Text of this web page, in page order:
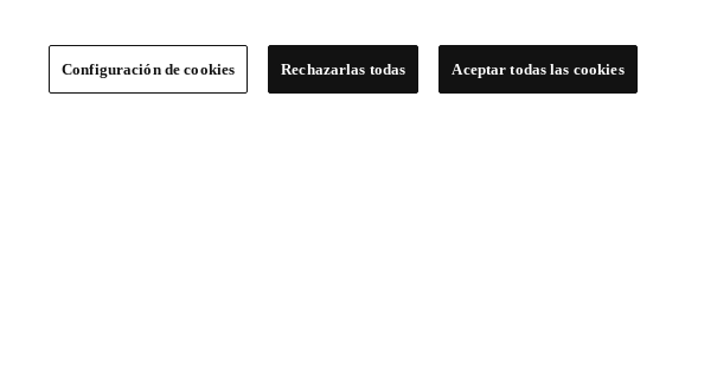
Configuración de cookies Rechazarlas todas Aceptar todas las cookies